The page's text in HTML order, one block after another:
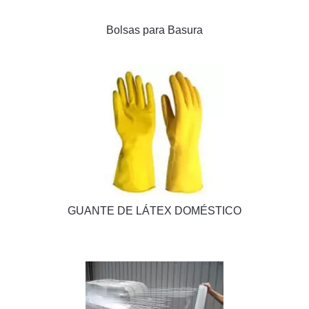
Bolsas para Basura
GUANTE DE LÁTEX DOMÉSTICO